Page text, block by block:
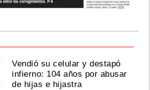
Vendió su celular y destapó
infierno: 104 años por abusar
de hijas e hijastra